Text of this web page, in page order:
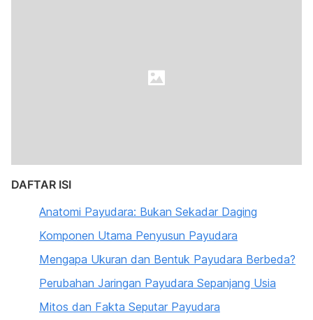
DAFTAR ISI
Anatomi Payudara: Bukan Sekadar Daging
Komponen Utama Penyusun Payudara
Mengapa Ukuran dan Bentuk Payudara Berbeda?
Perubahan Jaringan Payudara Sepanjang Usia
Mitos dan Fakta Seputar Payudara